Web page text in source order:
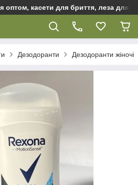
оптом, касети для бриття, леза для
Дезодоранти Дезодоранти жіночі